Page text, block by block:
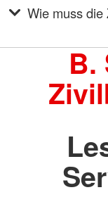
Wie muss die Zivilbevölkerung generell behandelt
B.